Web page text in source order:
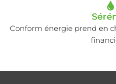
Conform énergie prend en